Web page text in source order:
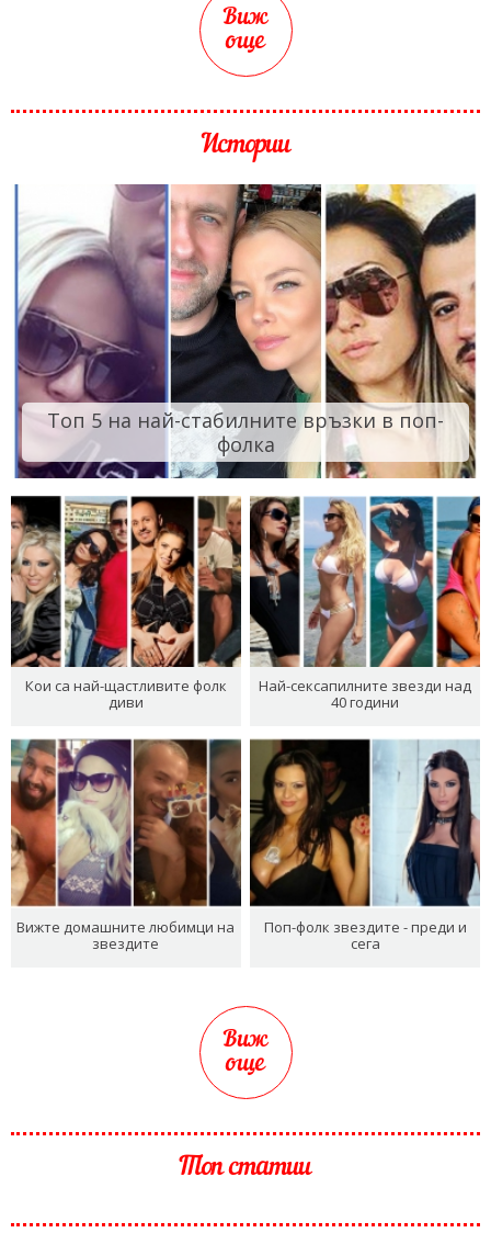
Виж
още
Истории
Топ 5 на най-стабилните връзки в поп-
фолка
Кои са най-щастливите фолк
диви
Най-сексапилните звезди над
40 години
Вижте домашните любимци на
звездите
Поп-фолк звездите - преди и
сега
Виж
още
Топ статии